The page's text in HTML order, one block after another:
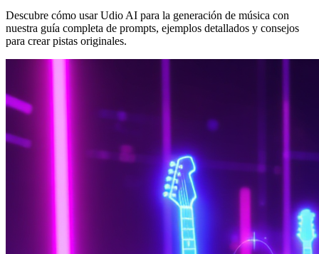
Descubre cómo usar Udio AI para la generación de música con
nuestra guía completa de prompts, ejemplos detallados y consejos
para crear pistas originales.